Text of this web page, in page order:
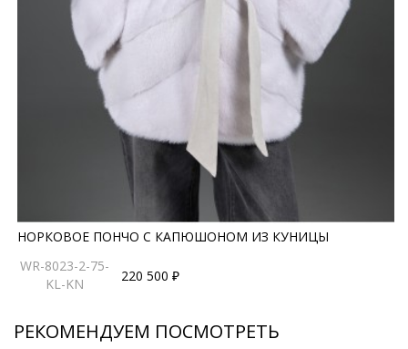
НОРКОВОЕ ПОНЧО С КАПЮШОНОМ ИЗ КУНИЦЫ
WR-8023-2-75-
KL-KN
220 500 ₽
РЕКОМЕНДУЕМ ПОСМОТРЕТЬ